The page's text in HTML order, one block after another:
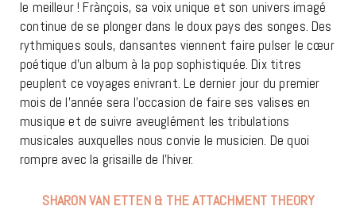
le meilleur ! Frànçois, sa voix unique et son univers imagé
continue de se plonger dans le doux pays des songes. Des
rythmiques souls, dansantes viennent faire pulser le cœur
poétique d’un album à la pop sophistiquée. Dix titres
peuplent ce voyages enivrant. Le dernier jour du premier
mois de l’année sera l’occasion de faire ses valises en
musique et de suivre aveuglément les tribulations
musicales auxquelles nous convie le musicien. De quoi
rompre avec la grisaille de l’hiver.
SHARON VAN ETTEN & THE ATTACHMENT THEORY